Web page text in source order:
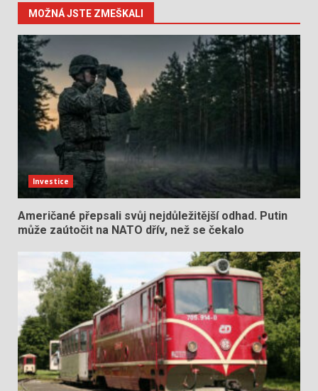
MOŽNÁ JSTE ZMEŠKALI
Investice
Američané přepsali svůj nejdůležitější odhad. Putin
může zaútočit na NATO dřív, než se čekalo